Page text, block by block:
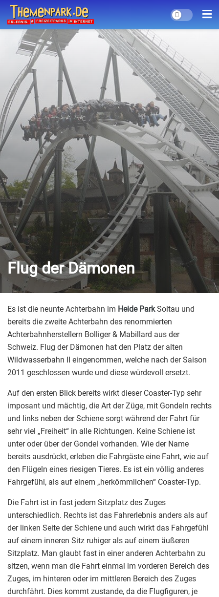
Flug der Dämonen
Es ist die neunte Achterbahn im Heide ParkSoltau und
bereits die zweite Achterbahn des renommierten
Achterbahnherstellern Bolliger & Mabillard aus der
Schweiz. Flug der Dämonen hat den Platz der alten
Wildwasserbahn II eingenommen, welche nach der Saison
2011 geschlossen wurde und diese würdevoll ersetzt.
Auf den ersten Blick bereits wirkt dieser Coaster-Typ sehr
imposant und mächtig, die Art der Züge, mit Gondeln rechts
und links neben der Schiene sorgt während der Fahrt für
sehr viel „Freiheit“ in alle Richtungen. Keine Schiene ist
unter oder über der Gondel vorhanden. Wie der Name
bereits ausdrückt, erleben die Fahrgäste eine Fahrt, wie auf
den Flügeln eines riesigen Tieres. Es ist ein völlig anderes
Fahrgefühl, als auf einem „herkömmlichen“ Coaster-Typ.
Die Fahrt ist in fast jedem Sitzplatz des Zuges
unterschiedlich. Rechts ist das Fahrerlebnis anders als auf
der linken Seite der Schiene und auch wirkt das Fahrgefühl
auf einem inneren Sitz ruhiger als auf einem äußeren
Sitzplatz. Man glaubt fast in einer anderen Achterbahn zu
sitzen, wenn man die Fahrt einmal im vorderen Bereich des
Zuges, im hinteren oder im mittleren Bereich des Zuges
durchfährt. Dies kommt zustande, da die Flugfiguren, je